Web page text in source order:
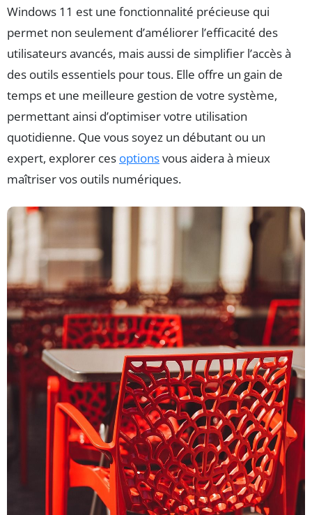
Windows 11 est une fonctionnalité précieuse qui
permet non seulement d’améliorer l’efficacité des
utilisateurs avancés, mais aussi de simplifier l’accès à
des outils essentiels pour tous. Elle offre un gain de
temps et une meilleure gestion de votre système,
permettant ainsi d’optimiser votre utilisation
quotidienne. Que vous soyez un débutant ou un
expert, explorer ces optionsvous aidera à mieux
maîtriser vos outils numériques.